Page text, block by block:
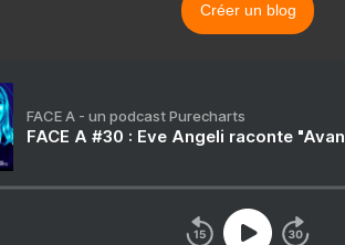
Créer un blog
FACE A - un podcast Purecharts
FACE A #30 : Eve Angeli raconte